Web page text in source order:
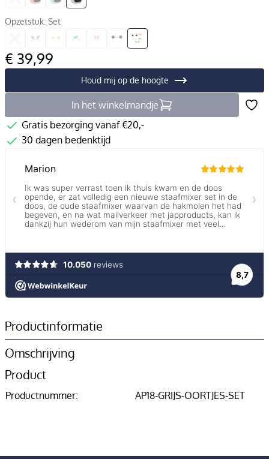
Opzetstuk: Set
€ 39,99
Houd mij op de hoogte
In het winkelmandje
Gratis bezorging vanaf €20,-
30 dagen bedenktijd
Productinformatie
Omschrijving
Product
Productnummer: AP18-GRIJS-OORTJES-SET